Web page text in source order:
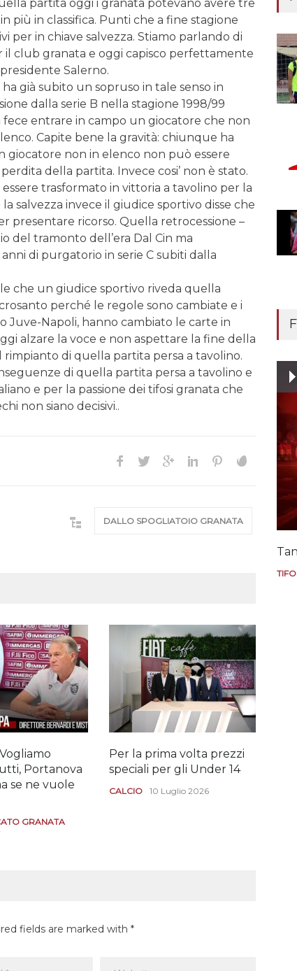
partita oggi i granata potevano avere tre
più in classifica. Punti che a fine stagione
per in chiave salvezza. Stiamo parlando di
il club granata e oggi capisco perfettamente
Salerno.
già subito un sopruso in tale senso in
dalla serie B nella stagione 1998/99
fece entrare in campo un giocatore che non
Capite bene la gravità: chiunque ha
giocatore non in elenco non può essere
perdita della partita. Invece cosi’ non è stato.
trasformato in vittoria a tavolino per la
salvezza invece il giudice sportivo disse che
presentare ricorso. Quella retrocessione –
del tramonto dell’era Dal Cin ma
di purgatorio in serie C subiti dalla
che un giudice sportivo riveda quella
perché le regole sono cambiate e i
Juve-Napoli, hanno cambiato le carte in
alzare la voce e non aspettare la fine della
rimpianto di quella partita persa a tavolino.
di quella partita persa a tavolino e
e per la passione dei tifosi granata che
non siano decisivi..
DALLO SPOGLIATOIO GRANATA
Portanova
se ne vuole
GRANATA
Per la prima volta prezzi
speciali per gli Under 14
CALCIO 10 Luglio 2026
fields are marked with *